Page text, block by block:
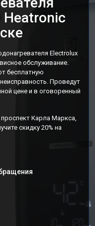
Heatronic
Electrolux
обслуживание.
бесплатную
Проведут
цене и в оговоренный
Карла Маркса,
скидку 20% на